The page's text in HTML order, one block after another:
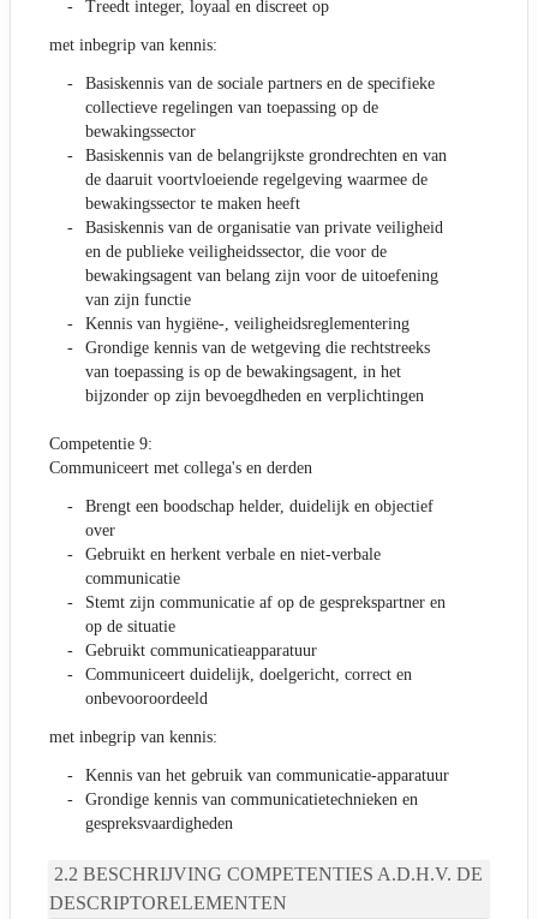
Treedt integer, loyaal en discreet op
met inbegrip van kennis:
Basiskennis van de sociale partners en de specifieke
collectieve regelingen van toepassing op de
bewakingssector
Basiskennis van de belangrijkste grondrechten en van
de daaruit voortvloeiende regelgeving waarmee de
bewakingssector te maken heeft
Basiskennis van de organisatie van private veiligheid
en de publieke veiligheidssector, die voor de
bewakingsagent van belang zijn voor de uitoefening
van zijn functie
Kennis van hygiëne-, veiligheidsreglementering
Grondige kennis van de wetgeving die rechtstreeks
van toepassing is op de bewakingsagent, in het
bijzonder op zijn bevoegdheden en verplichtingen
Competentie 9:
Communiceert met collega's en derden
Brengt een boodschap helder, duidelijk en objectief
over
Gebruikt en herkent verbale en niet-verbale
communicatie
Stemt zijn communicatie af op de gesprekspartner en
op de situatie
Gebruikt communicatieapparatuur
Communiceert duidelijk, doelgericht, correct en
onbevooroordeeld
met inbegrip van kennis:
Kennis van het gebruik van communicatie-apparatuur
Grondige kennis van communicatietechnieken en
gespreksvaardigheden
BESCHRIJVING COMPETENTIES A.D.H.V. DE
DESCRIPTORELEMENTEN